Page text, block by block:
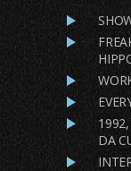
DA